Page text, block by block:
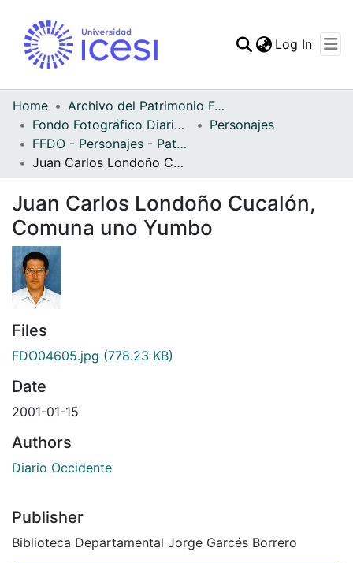
Statistics
Log In
Home
Archivo del Patrimonio Fotográfico y Fílmico del Valle del Cauca
Fondo Fotográfico Diario Occidente
Personajes
FFDO - Personajes - Patrimonial
Juan Carlos Londoño Cucalón, Comuna uno Yumbo
Juan Carlos Londoño Cucalón,
Comuna uno Yumbo
Files
FDO04605.jpg (778.23 KB)
Date
2001-01-15
Authors
Diario Occidente
Publisher
Biblioteca Departamental Jorge Garcés Borrero